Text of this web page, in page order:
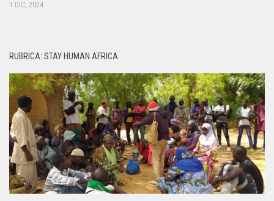
1 DIC, 2024
RUBRICA: STAY HUMAN AFRICA